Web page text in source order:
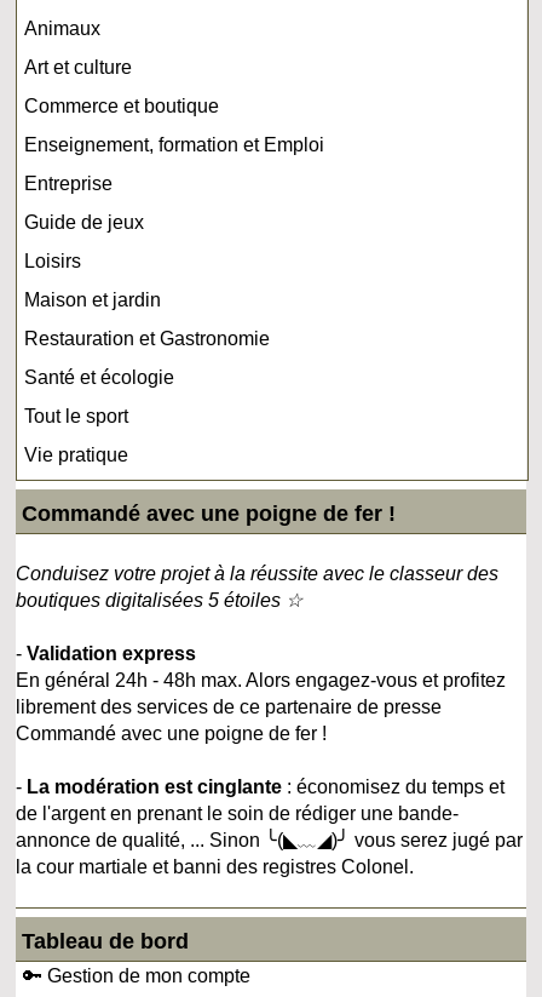
Animaux
Art et culture
Commerce et boutique
Enseignement, formation et Emploi
Entreprise
Guide de jeux
Loisirs
Maison et jardin
Restauration et Gastronomie
Santé et écologie
Tout le sport
Vie pratique
Commandé avec une poigne de fer !
Conduisez votre projet à la réussite avec le classeur des
boutiques digitalisées 5 étoiles ☆
-Validation express
En général 24h - 48h max. Alors engagez-vous et profitez
librement des services de ce partenaire de presse
Commandé avec une poigne de fer !
- La modération est cinglante : économisez du temps et
de l'argent en prenant le soin de rédiger une bande-
annonce de qualité, ... Sinon ╰(◣﹏◢)╯ vous serez jugé par
la cour martiale et banni des registres Colonel.
Tableau de bord
🔑 Gestion de mon compte